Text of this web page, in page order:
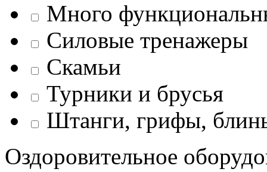
Много
Силовые тренажеры
Скамьи
Турники и брусья
Штанги, грифы,
Оздоровительное